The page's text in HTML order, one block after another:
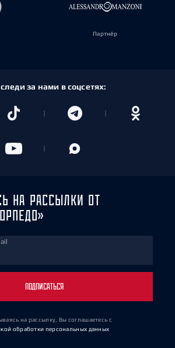
Партнёр
за нами в соцсетях:
НА РАССЫЛКИ ОТ
ПОДПИСАТЬСЯ
на рассылку, Вы соглашаетесь с
обработки персональных данных